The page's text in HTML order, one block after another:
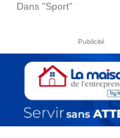
Dans "Sport"
Publicité